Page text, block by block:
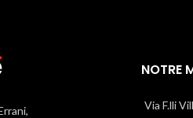
NOTRE
Via F.lli